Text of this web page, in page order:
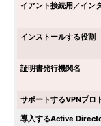
イアント接続用／イン
インストールする役割
証明書発行機関名
サポートするVPNプロ
導入するActive